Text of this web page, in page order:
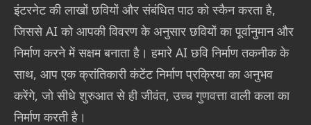
इंटरनेट की लाखों छवियों और संबंधित पाठ को स्कैन करता है,
जिससे AI को आपकी विवरण के अनुसार छवियों का पूर्वानुमान और
निर्माण करने में सक्षम बनाता है। हमारे AI छवि निर्माण तकनीक के
साथ, आप एक क्रांतिकारी कंटेंट निर्माण प्रक्रिया का अनुभव
करेंगे, जो सीधे शुरुआत से ही जीवंत, उच्च गुणवत्ता वाली कला का
निर्माण करती है।